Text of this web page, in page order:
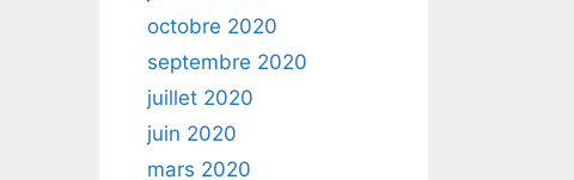
octobre 2020
septembre 2020
juillet 2020
juin 2020
mars 2020